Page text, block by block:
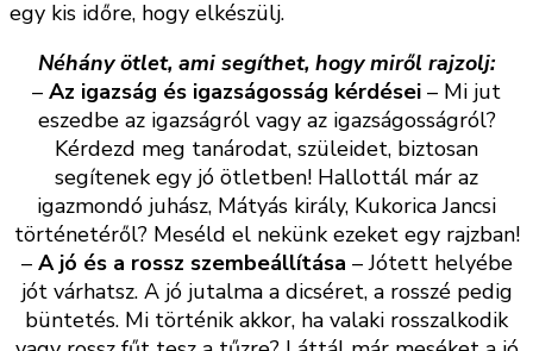
egy kis időre, hogy elkészülj.
Néhány ötlet, ami segíthet, hogy miről rajzolj:
– Az igazság és igazságosság kérdései – Mi jut
eszedbe az igazságról vagy az igazságosságról?
Kérdezd meg tanárodat, szüleidet, biztosan
segítenek egy jó ötletben! Hallottál már az
igazmondó juhász, Mátyás király, Kukorica Jancsi
történetéről? Meséld el nekünk ezeket egy rajzban!
– A jó és a rossz szembeállítása – Jótett helyébe
jót várhatsz. A jó jutalma a dicséret, a rosszé pedig
büntetés. Mi történik akkor, ha valaki rosszalkodik